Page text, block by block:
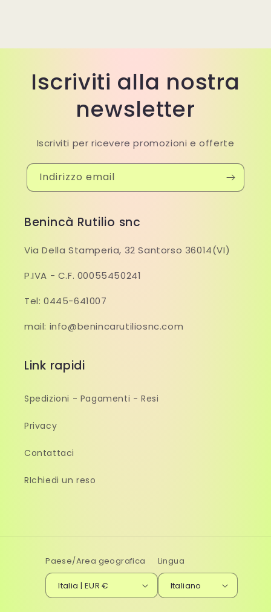
Iscriviti alla nostra
newsletter
Iscriviti per ricevere promozioni e offerte
Indirizzo email
Benincà Rutilio snc
Via Della Stamperia, 32 Santorso 36014(VI)
P.IVA - C.F. 00055450241
Tel: 0445-641007
mail: info@benincarutiliosnc.com
Link rapidi
Spedizioni - Pagamenti - Resi
Privacy
Contattaci
RIchiedi un reso
Paese/Area geografica
Italia | EUR €
Lingua
Italiano